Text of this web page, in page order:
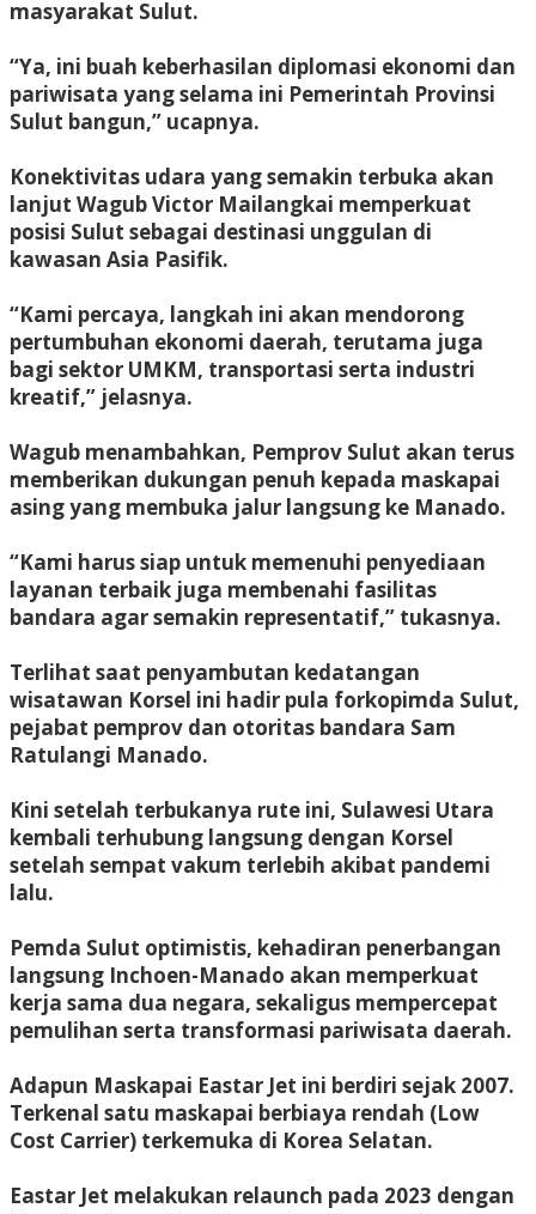
masyarakat Sulut.
“Ya, ini buah keberhasilan diplomasi ekonomi dan
pariwisata yang selama ini Pemerintah Provinsi
Sulut bangun,” ucapnya.
Konektivitas udara yang semakin terbuka akan
lanjut Wagub Victor Mailangkai memperkuat
posisi Sulut sebagai destinasi unggulan di
kawasan Asia Pasifik.
“Kami percaya, langkah ini akan mendorong
pertumbuhan ekonomi daerah, terutama juga
bagi sektor UMKM, transportasi serta industri
kreatif,” jelasnya.
Wagub menambahkan, Pemprov Sulut akan terus
memberikan dukungan penuh kepada maskapai
asing yang membuka jalur langsung ke Manado.
“Kami harus siap untuk memenuhi penyediaan
layanan terbaik juga membenahi fasilitas
bandara agar semakin representatif,” tukasnya.
Terlihat saat penyambutan kedatangan
wisatawan Korsel ini hadir pula forkopimda Sulut,
pejabat pemprov dan otoritas bandara Sam
Ratulangi Manado.
Kini setelah terbukanya rute ini, Sulawesi Utara
kembali terhubung langsung dengan Korsel
setelah sempat vakum terlebih akibat pandemi
lalu.
Pemda Sulut optimistis, kehadiran penerbangan
langsung Inchoen-Manado akan memperkuat
kerja sama dua negara, sekaligus mempercepat
pemulihan serta transformasi pariwisata daerah.
Adapun Maskapai Eastar Jet ini berdiri sejak 2007.
Terkenal satu maskapai berbiaya rendah (Low
Cost Carrier) terkemuka di Korea Selatan.
Eastar Jet melakukan relaunch pada 2023 dengan